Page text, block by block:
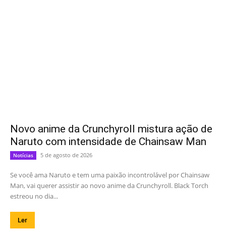
Novo anime da Crunchyroll mistura ação de
Naruto com intensidade de Chainsaw Man
Notícias 5 de agosto de 2026
Se você ama Naruto e tem uma paixão incontrolável por Chainsaw
Man, vai querer assistir ao novo anime da Crunchyroll. Black Torch
estreou no dia...
Ler